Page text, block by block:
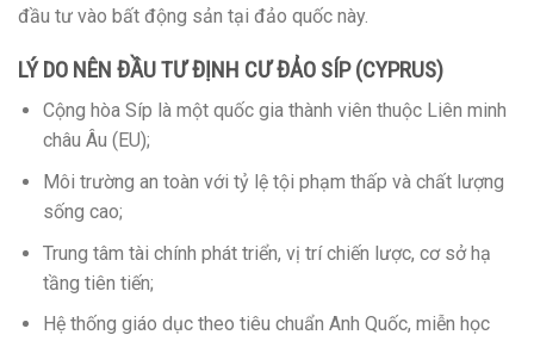
đầu tư vào bất động sản tại đảo quốc này.
LÝ DO NÊN ĐẦU TƯ ĐỊNH CƯ ĐẢO SÍP (CYPRUS)
Cộng hòa Síp là một quốc gia thành viên thuộc Liên minh
châu Âu (EU);
Môi trường an toàn với tỷ lệ tội phạm thấp và chất lượng
sống cao;
Trung tâm tài chính phát triển, vị trí chiến lược, cơ sở hạ
tầng tiên tiến;
Hệ thống giáo dục theo tiêu chuẩn Anh Quốc, miễn học